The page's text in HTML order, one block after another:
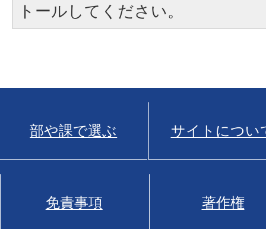
トールしてください。
部や課で選ぶ サイトについ
免責事項 著作権